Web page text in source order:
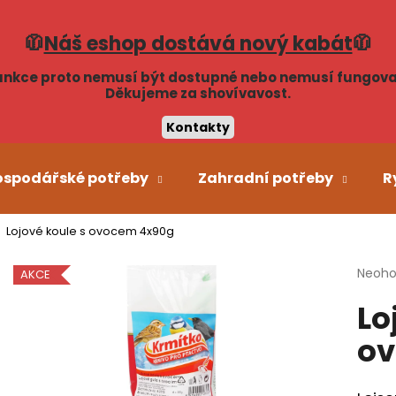
🧥Náš eshop dostává nový kabát🧥
proto nemusí být dostupné nebo nemusí
Děkujeme za shovívavost.
Kontakty
potřeby Zahradní potřeby
Lojové koule s ovocem 4x90g
je
z
AKCE
Co potřebujete najít?
Doporučujeme